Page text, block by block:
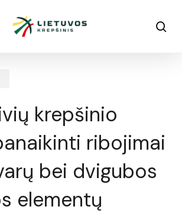
krepšinio
ribojimai
bei dvigubos
elementų